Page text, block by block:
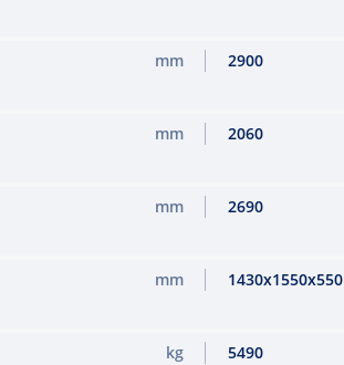
mm 2900
mm 2060
mm 2690
mm 1430x1550x550
kg 5490